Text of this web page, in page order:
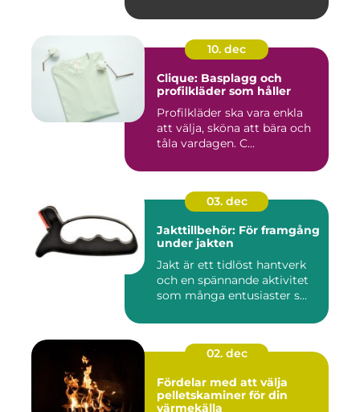
10. dec
Clique: Basplagg och
profilkläder som håller
Profilkläder ska vara enkla
att välja, sköna att bära och
tåla vardagen. C...
03. dec
Jakttillbehör: För framgång
under jakten
Jakt är ett tidlöst hantverk
och en spännande aktivitet
som många entusiaster s...
02. dec
Fördelar med att välja
pelletskaminer för din
värmekälla